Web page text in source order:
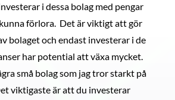
i dessa bolag med pengar
förlora. Det är viktigt att gör
bolaget och endast investerar i de
har potential att växa mycket.
små bolag som jag tror starkt på
viktigaste är att du investerar